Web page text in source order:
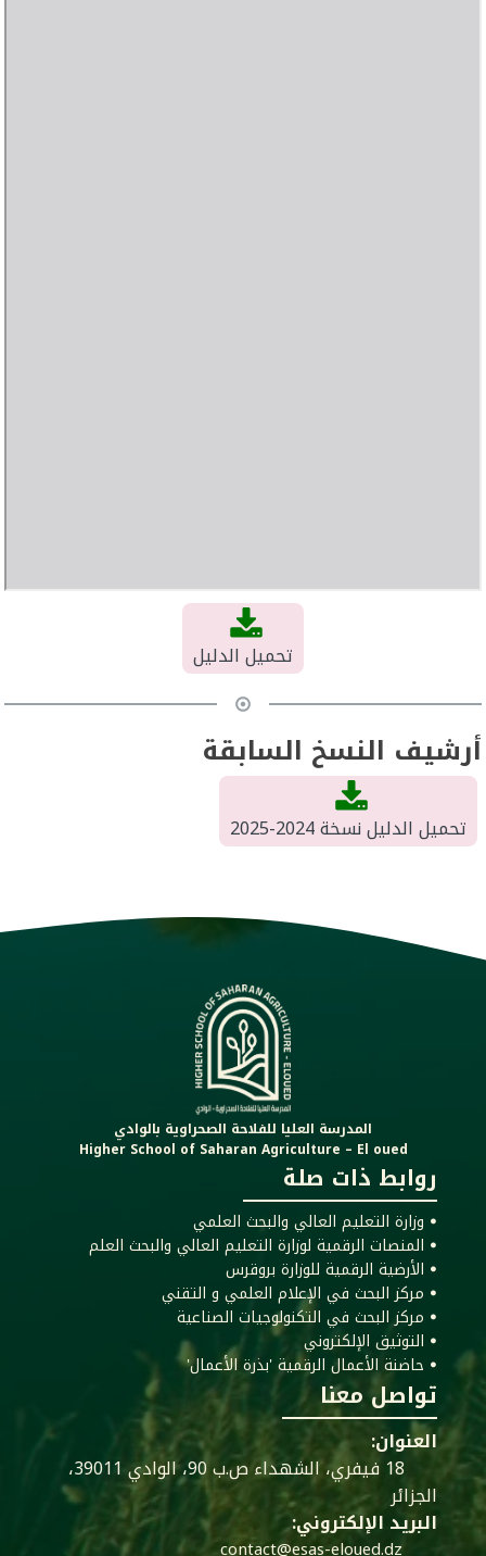
تحميل الدليل
أرشيف النسخ السابقة
تحميل الدليل نسخة 2024-2025
المدرسة العليا للفلاحة الصحراوية بالوادي
Higher School of Saharan Agriculture – El oued
روابط ذات صلة
ꔷ وزارة التعليم العالي والبحث العلمي
ꔷ المنصات الرقمية لوزارة التعليم العالي والبحث العلم
ꔷ الأرضية الرقمية للوزارة بروقرس
ꔷ مركز البحث في الإعلام العلمي و التقني
ꔷ مركز البحث في التكنولوجيات الصناعية
ꔷ التوثيق الإلكتروني
ꔷ حاضنة الأعمال الرقمية 'بذرة الأعمال'
تواصل معنا
العنوان:
18 فيفري، الشهداء ص.ب 90، الوادي 39011،
الجزائر
البريد الإلكتروني: